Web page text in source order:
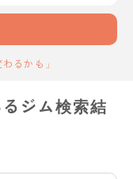
るかも」
ジム検索結